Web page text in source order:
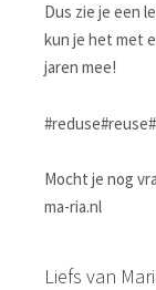
Dus zie je een
kun je het met
jaren mee!
Mocht je nog
ma-ria.nl
Liefs van